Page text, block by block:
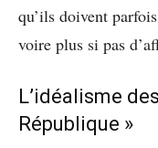
qu’ils doivent
voire plus si pas
L’idéalisme
République »